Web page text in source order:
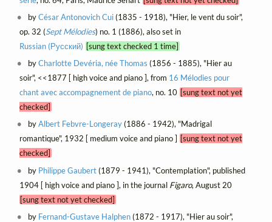
byCésar Antonovich Cui(1835 - 1918), "Hier, le vent du soir",
op. 32 (Sept Mélodies) no. 1 (1886), also set in
Russian (Русский) [sung text checked 1 time]
byCharlotte Devéria, née Thomas (1856 - 1885), "Hier au
soir", <<1877 [ high voice and piano ], from 16 Mélodies pour
chant avec accompagnement de piano, no. 10 [sung text not yet
checked]
byAlbert Febvre-Longeray(1886 - 1942), "Madrigal
romantique", 1932 [ medium voice and piano ] [sung text not yet
checked]
by Philippe Gaubert(1879 - 1941), "Contemplation", published
1904 [ high voice and piano ], in the journal Figaro, August 20
[sung text not yet checked]
by Fernand-Gustave Halphen(1872 - 1917), "Hier au soir",